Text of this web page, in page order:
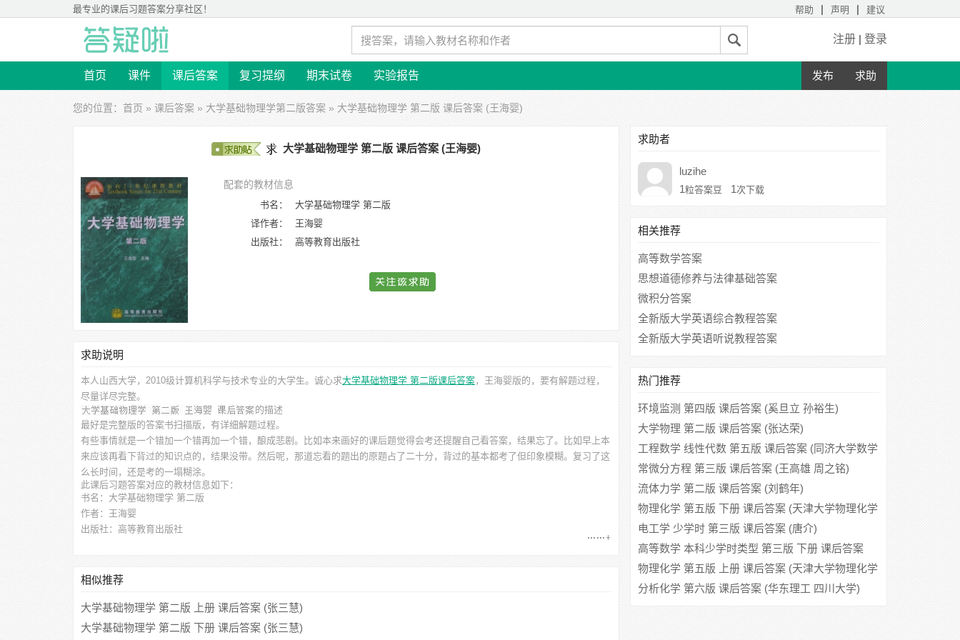
最专业的课后习题答案分享社区！ 帮助 | 声明 | 建议
注册 | 登录
首页 课件 课后答案 复习提纲 期末试卷 实验报告 发布 求助
您的位置： 首页 » 课后答案 » 大学基础物理学第二版答案 » 大学基础物理学 第二版 课后答案 (王海婴)
大学基础物理学 第二版 课后答案 (王海婴)
配套的教材信息
书名：
大学基础物理学 第二版
译作者：
王海婴
出版社：
高等教育出版社
求助说明
本人山西大学，2010级计算机科学与技术专业的大学生。诚心求大学基础物理学 第二版课后答案，王海婴版的，要有解题过程，
尽量详尽完整。
的描述
最好是完整版的答案书扫描版，有详细解题过程。
有些事情就是一个错加一个错再加一个错，酿成悲剧。比如本来画好的课后题觉得会考还提醒自己看答案，结果忘了。比如早上本
来应该再看下背过的知识点的，结果没带。然后呢，那道忘看的题出的原题占了二十分，背过的基本都考了但印象模糊。复习了这
么长时间，还是考的一塌糊涂。
此课后习题答案对应的教材信息如下：
书名：大学基础物理学 第二版
作者：王海婴
出版社：高等教育出版社
相似推荐
大学基础物理学 第二版 上册 课后答案 (张三慧)
大学基础物理学 第二版 下册 课后答案 (张三慧)
求助者
luzihe
1粒答案豆 1次下载
相关推荐
高等数学答案
思想道德修养与法律基础答案
微积分答案
全新版大学英语综合教程答案
全新版大学英语听说教程答案
热门推荐
环境监测 第四版 课后答案 (奚旦立 孙裕生)
大学物理 第二版 课后答案 (张达荣)
工程数学 线性代数 第五版 课后答案 (同济大学数学
系)
常微分方程 第三版 课后答案 (王高雄 周之铭)
流体力学 第二版 课后答案 (刘鹤年)
物理化学 第五版 下册 课后答案 (天津大学物理化学
教研室 李松林 周亚平)
电工学 少学时 第三版 课后答案 (唐介)
高等数学 本科少学时类型 第三版 下册 课后答案
(同济大学应用数学系)
物理化学 第五版 上册 课后答案 (天津大学物理化学
教研室 刘俊吉 周亚平)
分析化学 第六版 课后答案 (华东理工 四川大学)